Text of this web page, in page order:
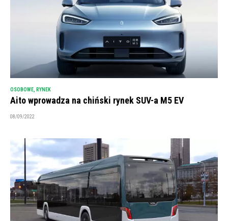
OSOBOWE RYNEK
Aito wprowadza na chiński rynek SUV-a M5 EV
08/09/2022